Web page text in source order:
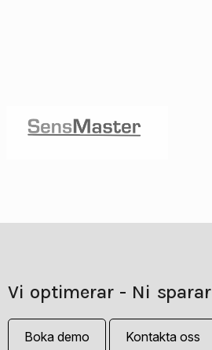
Vi optimerar - Ni sparar
Boka demo Kontakta oss